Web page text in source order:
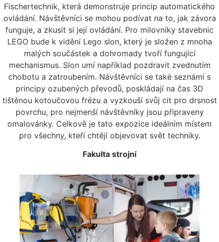
Fischertechnik, která demonstruje princip automatického
ovládání. Návštěvníci se mohou podívat na to, jak závora
funguje, a zkusit si její ovládání. Pro milovníky stavebnic
LEGO bude k vidění Lego slon, který je složen z mnoha
malých součástek a dohromady tvoří fungující
mechanismus. Slon umí například pozdravit zvednutím
chobotu a zatroubením. Návštěvníci se také seznámí s
principy ozubených převodů, poskládají na čas 3D
tištěnou kotoučovou frézu a vyzkouší svůj cit pro drsnost
povrchu, pro nejmenší návštěvníky jsou připraveny
omalovánky. Celkově je tato expozice ideálním místem
pro všechny, kteří chtějí objevovat svět techniky.
Fakulta strojní